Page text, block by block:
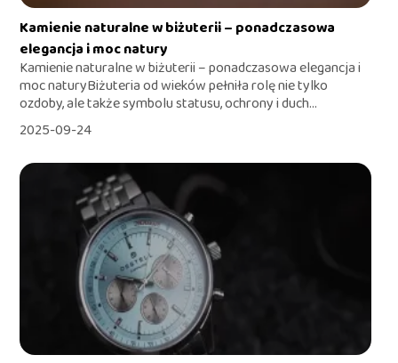
Kamienie naturalne w biżuterii – ponadczasowa
elegancja i moc natury
Kamienie naturalne w biżuterii – ponadczasowa elegancja i
moc naturyBiżuteria od wieków pełniła rolę nie tylko
ozdoby, ale także symbolu statusu, ochrony i duch...
2025-09-24